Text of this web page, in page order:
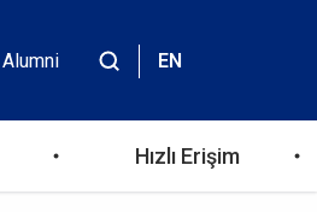
Alumni
EN
Hızlı Erişim